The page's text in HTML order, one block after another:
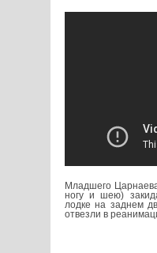
Младшего
ногу и шею)
лодке на заднем
отвезли в